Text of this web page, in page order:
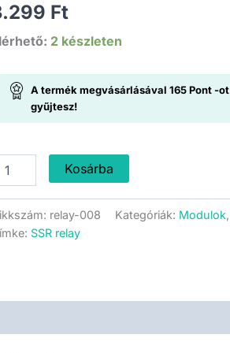
Ft
2 készleten
A termék megvásárlásával 165Pont-ot
gyűjtesz!
Kosárba
relay-008 Kategóriák: Modulok,
SSR relay